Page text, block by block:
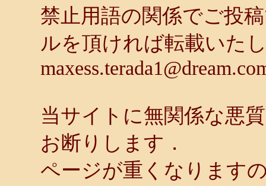
禁止用語の関係でご投
ルを頂ければ転載いた
当サイトに無関係な悪
お断りします．
ページが重くなります